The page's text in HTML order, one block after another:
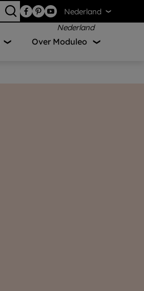
Nederland
Over Moduleo